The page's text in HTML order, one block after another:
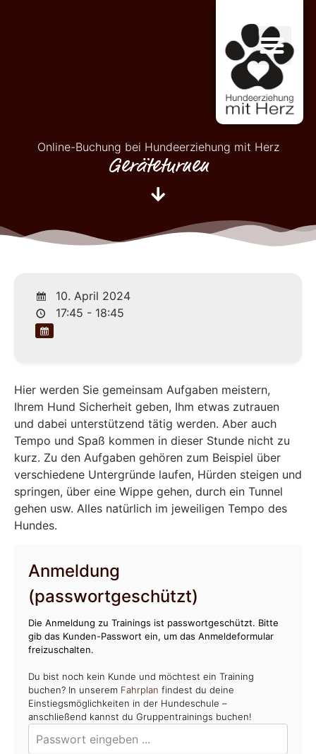
Online-Buchung bei Hundeerziehung mit Herz
Geräteturnen
10. April 2024
17:45 - 18:45
Hier werden Sie gemeinsam Aufgaben meistern,
Ihrem Hund Sicherheit geben, Ihm etwas zutrauen
und dabei unterstützend tätig werden. Aber auch
Tempo und Spaß kommen in dieser Stunde nicht zu
kurz. Zu den Aufgaben gehören zum Beispiel über
verschiedene Untergründe laufen, Hürden steigen und
springen, über eine Wippe gehen, durch ein Tunnel
gehen usw. Alles natürlich im jeweiligen Tempo des
Hundes.
Anmeldung
(passwortgeschützt)
Die Anmeldung zu Trainings ist passwortgeschützt. Bitte
gib das Kunden-Passwort ein, um das Anmeldeformular
freizuschalten.
Du bist noch kein Kunde und möchtest ein Training
buchen? In unserem Fahrplan findest du deine
Einstiegsmöglichkeiten in der Hundeschule –
anschließend kannst du Gruppentrainings buchen!